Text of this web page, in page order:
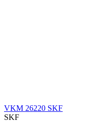
VKM 26220 SKF
SKF